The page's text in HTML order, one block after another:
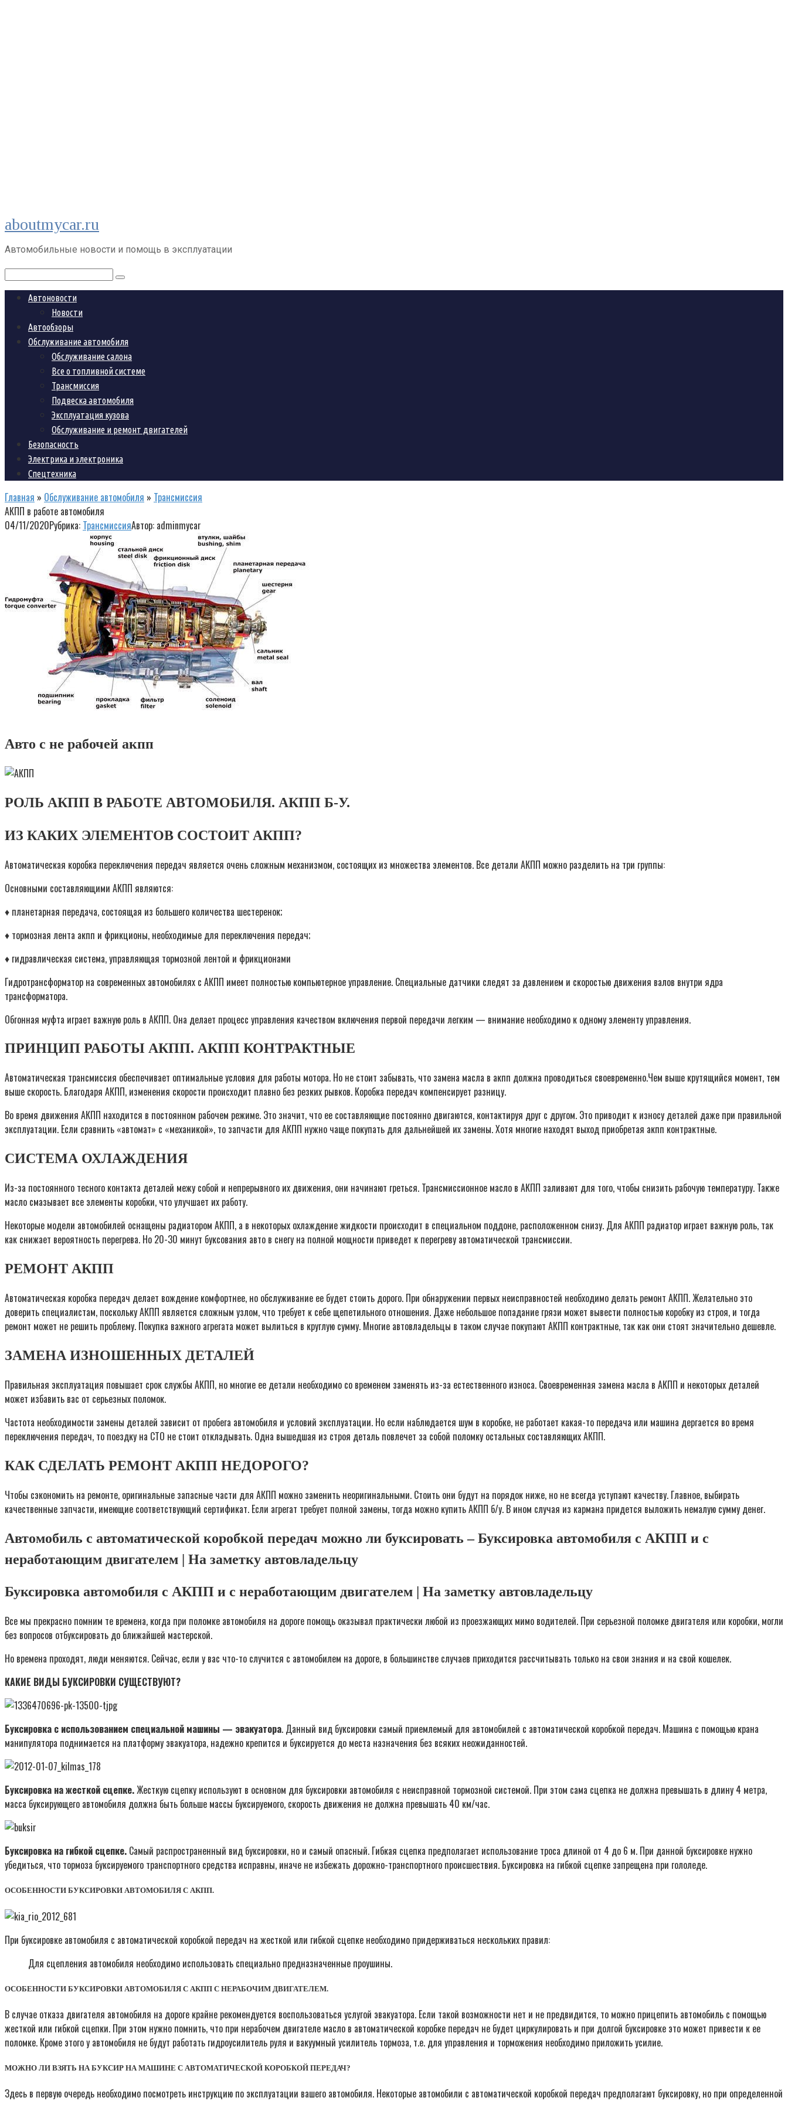
Перейти
к
контенту
aboutmycar.ru
Автомобильные новости и помощь в эксплуатации
Поиск:
Автоновости
Новости
Автообзоры
Обслуживание автомобиля
Обслуживание салона
Все о топливной системе
Трансмиссия
Подвеска автомобиля
Эксплуатация кузова
Обслуживание и ремонт двигателей
Безопасность
Электрика и электроника
Спецтехника
Главная » Обслуживание автомобиля » Трансмиссия
АКПП в работе автомобиля
04/11/2020Рубрика: ТрансмиссияАвтор: adminmycar
Авто с не рабочей акпп
РОЛЬ АКПП В РАБОТЕ АВТОМОБИЛЯ. АКПП Б-У.
ИЗ КАКИХ ЭЛЕМЕНТОВ СОСТОИТ АКПП?
Автоматическая коробка переключения передач является очень сложным механизмом, состоящих из множества элементов. Все детали АКПП можно разделить на три группы:
Основными составляющими АКПП являются:
♦ планетарная передача, состоящая из большего количества шестеренок;
♦ тормозная лента акпп и фрикционы, необходимые для переключения передач;
♦ гидравлическая система, управляющая тормозной лентой и фрикционами
Гидротрансформатор на современных автомобилях с АКПП имеет полностью компьютерное управление. Специальные датчики следят за давлением и скоростью движения валов внутри ядра
трансформатора.
Обгонная муфта играет важную роль в АКПП. Она делает процесс управления качеством включения первой передачи легким — внимание необходимо к одному элементу управления.
ПРИНЦИП РАБОТЫ АКПП. АКПП КОНТРАКТНЫЕ
Автоматическая трансмиссия обеспечивает оптимальные условия для работы мотора. Но не стоит забывать, что замена масла в акпп должна проводиться своевременно.Чем выше крутящийся момент, тем
выше скорость. Благодаря АКПП, изменения скорости происходит плавно без резких рывков. Коробка передач компенсирует разницу.
Во время движения АКПП находится в постоянном рабочем режиме. Это значит, что ее составляющие постоянно двигаются, контактируя друг с другом. Это приводит к износу деталей даже при правильной
эксплуатации. Если сравнить «автомат» с «механикой», то запчасти для АКПП нужно чаще покупать для дальнейшей их замены. Хотя многие находят выход приобретая акпп контрактные.
СИСТЕМА ОХЛАЖДЕНИЯ
Из-за постоянного тесного контакта деталей межу собой и непрерывного их движения, они начинают греться. Трансмиссионное масло в АКПП заливают для того, чтобы снизить рабочую температуру. Также
масло смазывает все элементы коробки, что улучшает их работу.
Некоторые модели автомобилей оснащены радиатором АКПП, а в некоторых охлаждение жидкости происходит в специальном поддоне, расположенном снизу. Для АКПП радиатор играет важную роль, так
как снижает вероятность перегрева. Но 20-30 минут буксования авто в снегу на полной мощности приведет к перегреву автоматической трансмиссии.
РЕМОНТ АКПП
Автоматическая коробка передач делает вождение комфортнее, но обслуживание ее будет стоить дорого. При обнаружении первых неисправностей необходимо делать ремонт АКПП. Желательно это
доверить специалистам, поскольку АКПП является сложным узлом, что требует к себе щепетильного отношения. Даже небольшое попадание грязи может вывести полностью коробку из строя, и тогда
ремонт может не решить проблему. Покупка важного агрегата может вылиться в круглую сумму. Многие автовладельцы в таком случае покупают АКПП контрактные, так как они стоят значительно дешевле.
ЗАМЕНА ИЗНОШЕННЫХ ДЕТАЛЕЙ
Правильная эксплуатация повышает срок службы АКПП, но многие ее детали необходимо со временем заменять из-за естественного износа. Своевременная замена масла в АКПП и некоторых деталей
может избавить вас от серьезных поломок.
Частота необходимости замены деталей зависит от пробега автомобиля и условий эксплуатации. Но если наблюдается шум в коробке, не работает какая-то передача или машина дергается во время
переключения передач, то поездку на СТО не стоит откладывать. Одна вышедшая из строя деталь повлечет за собой поломку остальных составляющих АКПП.
КАК СДЕЛАТЬ РЕМОНТ АКПП НЕДОРОГО?
Чтобы сэкономить на ремонте, оригинальные запасные части для АКПП можно заменить неоригинальными. Стоить они будут на порядок ниже, но не всегда уступают качеству. Главное, выбирать
качественные запчасти, имеющие соответствующий сертификат. Если агрегат требует полной замены, тогда можно купить АКПП б/у. В ином случая из кармана придется выложить немалую сумму денег.
Автомобиль с автоматической коробкой передач можно ли буксировать – Буксировка автомобиля с АКПП и с
неработающим двигателем | На заметку автовладельцу
Буксировка автомобиля с АКПП и с неработающим двигателем | На заметку автовладельцу
Все мы прекрасно помним те времена, когда при поломке автомобиля на дороге помощь оказывал практически любой из проезжающих мимо водителей. При серьезной поломке двигателя или коробки, могли
без вопросов отбуксировать до ближайшей мастерской.
Но времена проходят, люди меняются. Сейчас, если у вас что-то случится с автомобилем на дороге, в большинстве случаев приходится рассчитывать только на свои знания и на свой кошелек.
КАКИЕ ВИДЫ БУКСИРОВКИ СУЩЕСТВУЮТ?
Буксировка с использованием специальной машины — эвакуатора. Данный вид буксировки самый приемлемый для автомобилей с автоматической коробкой передач. Машина с помощью крана
манипулятора поднимается на платформу эвакуатора, надежно крепится и буксируется до места назначения без всяких неожиданностей.
Буксировка на жесткой сцепке.Жесткую сцепку используют в основном для буксировки автомобиля с неисправной тормозной системой. При этом сама сцепка не должна превышать в длину 4 метра,
масса буксирующего автомобиля должна быть больше массы буксируемого, скорость движения не должна превышать 40 км/час.
Буксировка на гибкой сцепке. Самый распространенный вид буксировки, но и самый опасный. Гибкая сцепка предполагает использование троса длиной от 4 до 6 м. При данной буксировке нужно
убедиться, что тормоза буксируемого транспортного средства исправны, иначе не избежать дорожно-транспортного происшествия. Буксировка на гибкой сцепке запрещена при гололеде.
ОСОБЕННОСТИ БУКСИРОВКИ АВТОМОБИЛЯ С АКПП.
При буксировке автомобиля с автоматической коробкой передач на жесткой или гибкой сцепке необходимо придерживаться нескольких правил:
Для сцепления автомобиля необходимо использовать специально предназначенные проушины.
ОСОБЕННОСТИ БУКСИРОВКИ АВТОМОБИЛЯ С АКПП С НЕРАБОЧИМ ДВИГАТЕЛЕМ.
В случае отказа двигателя автомобиля на дороге крайне рекомендуется воспользоваться услугой эвакуатора. Если такой возможности нет и не предвидится, то можно прицепить автомобиль с помощью
жесткой или гибкой сцепки. При этом нужно помнить, что при нерабочем двигателе масло в автоматической коробке передач не будет циркулировать и при долгой буксировке это может привести к ее
поломке. Кроме этого у автомобиля не будут работать гидроусилитель руля и вакуумный усилитель тормоза, т.е. для управления и торможения необходимо приложить усилие.
МОЖНО ЛИ ВЗЯТЬ НА БУКСИР НА МАШИНЕ С АВТОМАТИЧЕСКОЙ КОРОБКОЙ ПЕРЕДАЧ?
Здесь в первую очередь необходимо посмотреть инструкцию по эксплуатации вашего автомобиля. Некоторые автомобили с автоматической коробкой передач предполагают буксировку, но при определенной